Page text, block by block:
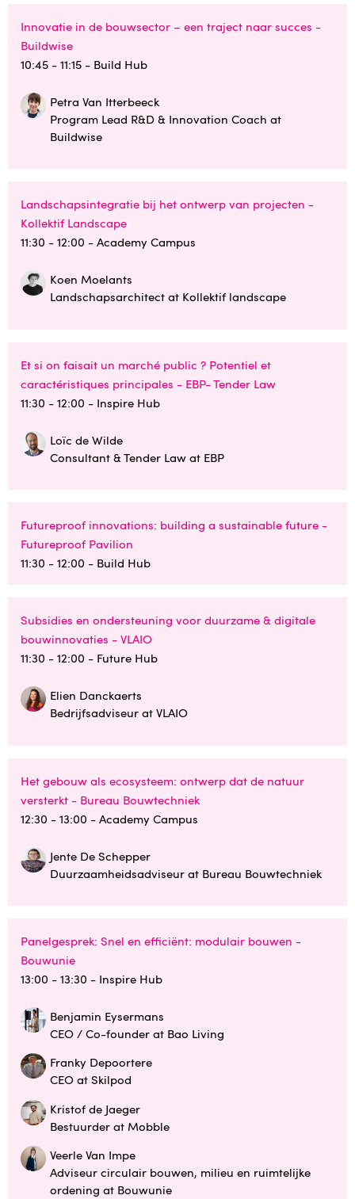
Innovatie in de bouwsector – een traject naar succes -
Buildwise
10:45 - 11:15 - Build Hub
Petra Van Itterbeeck
Program Lead R&D & Innovation Coach at
Buildwise
Landschapsintegratie bij het ontwerp van projecten -
Kollektif Landscape
11:30 - 12:00 - Academy Campus
Koen Moelants
Landschapsarchitect at Kollektif landscape
Et si on faisait un marché public ? Potentiel et
caractéristiques principales - EBP- Tender Law
11:30 - 12:00 - Inspire Hub
Loïc de Wilde
Consultant & Tender Law at EBP
Futureproof innovations: building a sustainable future -
Futureproof Pavilion
11:30 - 12:00 - Build Hub
Subsidies en ondersteuning voor duurzame & digitale
bouwinnovaties - VLAIO
11:30 - 12:00 - Future Hub
Elien Danckaerts
Bedrijfsadviseur at VLAIO
Het gebouw als ecosysteem: ontwerp dat de natuur
versterkt - Bureau Bouwtechniek
12:30 - 13:00 - Academy Campus
Jente De Schepper
Duurzaamheidsadviseur at Bureau Bouwtechniek
Panelgesprek: Snel en efficiënt: modulair bouwen -
Bouwunie
13:00 - 13:30 - Inspire Hub
Benjamin Eysermans
CEO / Co-founder at Bao Living
Franky Depoortere
CEO at Skilpod
Kristof de Jaeger
Bestuurder at Mobble
Veerle Van Impe
Adviseur circulair bouwen, milieu en ruimtelijke
ordening at Bouwunie